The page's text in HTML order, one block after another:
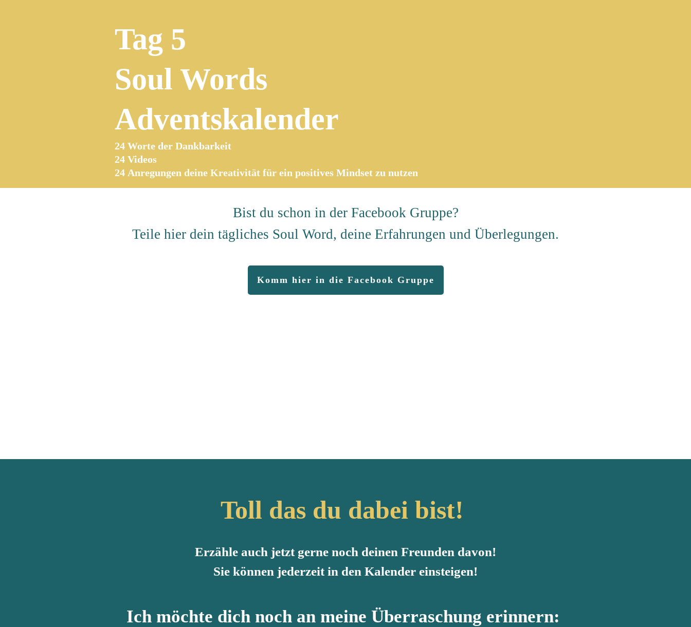
Tag 5
Soul Words
Adventskalender
24 Worte der Dankbarkeit
24 Videos
24 Anregungen deine Kreativität für ein positives Mindset zu nutzen
Bist du schon in der Facebook Gruppe?
Teile hier dein tägliches Soul Word, deine Erfahrungen und Überlegungen.
Komm hier in die Facebook Gruppe
Toll das du dabei bist!
Erzähle auch jetzt gerne noch deinen Freunden davon!
Sie können jederzeit in den Kalender einsteigen!
Ich möchte dich noch an meine Überraschung erinnern: